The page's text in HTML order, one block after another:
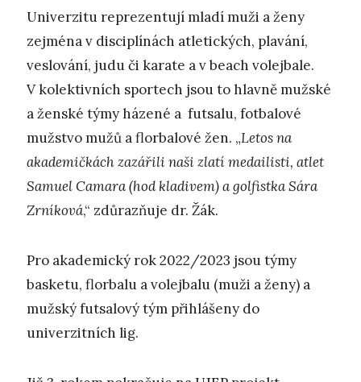
Univerzitu reprezentují mladí muži a ženy
zejména v disciplínách atletických, plavání,
veslování, judu či karate a v beach volejbale.
V kolektivních sportech jsou to hlavně mužské
a ženské týmy házené a futsalu, fotbalové
mužstvo mužů a florbalové žen. „Letos na
akademičkách zazářili naši zlatí medailisti, atlet
Samuel Camara (hod kladivem) a golfistka Sára
Zrníková,“ zdůrazňuje dr. Žák.
Pro akademický rok 2022/2023 jsou týmy
basketu, florbalu a volejbalu (muži a ženy) a
mužský futsalový tým přihlášeny do
univerzitních lig.